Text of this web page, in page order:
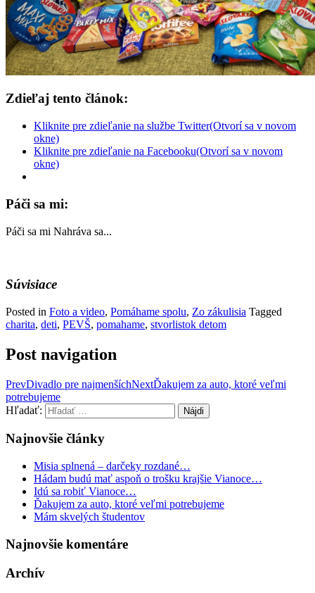
Zdieľaj tento článok:
Kliknite pre zdieľanie na službe Twitter(Otvorí sa v novom
okne)
Kliknite pre zdieľanie na Facebooku(Otvorí sa v novom
okne)
Páči sa mi:
Páči sa mi Nahráva sa...
Súvisiace
Posted in Foto a video, Pomáhame spolu, Zo zákulisia Tagged
charita, deti, PEVŠ, pomahame, stvorlistok detom
Post navigation
PrevDivadlo pre najmenšíchNextĎakujem za auto, ktoré veľmi
potrebujeme
Hľadať:
Najnovšie články
Misia splnená – darčeky rozdané…
Hádam budú mať aspoň o trošku krajšie Vianoce…
Idú sa robiť Vianoce…
Ďakujem za auto, ktoré veľmi potrebujeme
Mám skvelých študentov
Najnovšie komentáre
Archív